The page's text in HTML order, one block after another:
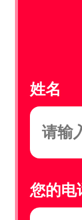
姓名
您的电